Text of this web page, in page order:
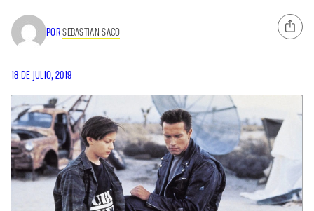
PORSEBASTIAN SACO
18 DE JULIO, 2019